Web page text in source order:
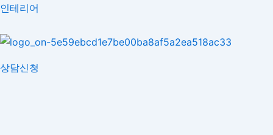
콘
츠
건
인테리어
상담신청